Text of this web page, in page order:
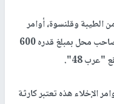
من الطيبة وقلنسوة، أوامر
إخلاء حتى 30 يوما، وإلا سيتم تغريم كل صاحب محل بمبلغ قدره 600
48".
الإخلاء هذه تعتبر كارثة